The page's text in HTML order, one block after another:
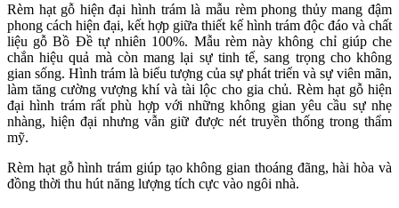
Rèm hạt gỗ hiện đại hình trám là mẫu rèm phong thủy mang đậm
phong cách hiện đại, kết hợp giữa thiết kế hình trám độc đáo và chất
liệu gỗ Bồ Đề tự nhiên 100%. Mẫu rèm này không chỉ giúp che
chắn hiệu quả mà còn mang lại sự tinh tế, sang trọng cho không
gian sống. Hình trám là biểu tượng của sự phát triển và sự viên mãn,
làm tăng cường vượng khí và tài lộc cho gia chủ. Rèm hạt gỗ hiện
đại hình trám rất phù hợp với những không gian yêu cầu sự nhẹ
nhàng, hiện đại nhưng vẫn giữ được nét truyền thống trong thẩm
mỹ.
Rèm hạt gỗ hình trám giúp tạo không gian thoáng đãng, hài hòa và
đồng thời thu hút năng lượng tích cực vào ngôi nhà.